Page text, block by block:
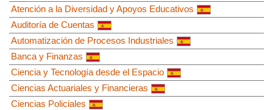
Atención a la Diversidad y Apoyos Educativos
Auditoría de Cuentas
Automatización de Procesos Industriales
Banca y Finanzas
Ciencia y Tecnología desde el Espacio
Ciencias Actuariales y Financieras
Ciencias Policiales